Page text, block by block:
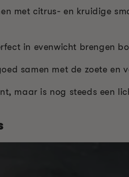
met citrus- en kruidige
in evenwicht brengen
samen met de zoete en
maar is nog steeds een